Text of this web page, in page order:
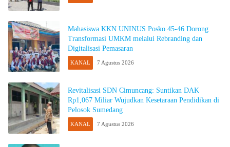
Mahasiswa KKN UNINUS Posko 45-46 Dorong
Transformasi UMKM melalui Rebranding dan
Digitalisasi Pemasaran
KANAL 7 Agustus 2026
Revitalisasi SDN Cimuncang: Suntikan DAK
Rp1,067 Miliar Wujudkan Kesetaraan Pendidikan di
Pelosok Sumedang
KANAL 7 Agustus 2026